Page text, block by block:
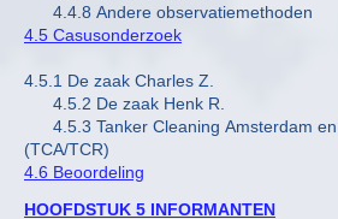
4.4.8 Andere observatiemethoden
4.5 Casusonderzoek
4.5.1 De zaak Charles Z.
4.5.2 De zaak Henk R.
4.5.3 Tanker Cleaning Amsterdam en
(TCA/TCR)
4.6 Beoordeling
HOOFDSTUK 5 INFORMANTEN